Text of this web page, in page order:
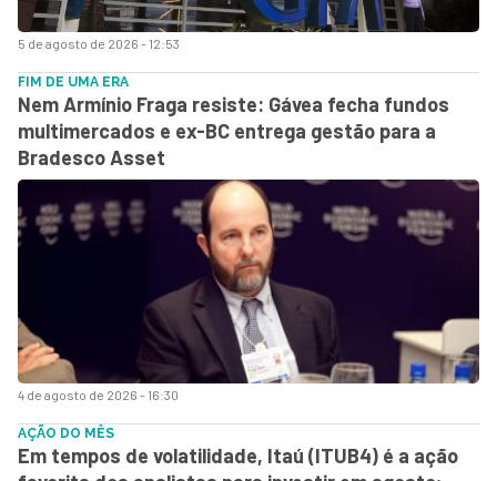
5 de agosto de 2026 - 12:53
4 de agosto de 2026 - 16:30
FIM DE UMA ERA
Nem Armínio Fraga resiste: Gávea fecha fundos
multimercados e ex-BC entrega gestão para a
Bradesco Asset
AÇÃO DO MÊS
Em tempos de volatilidade, Itaú (ITUB4) é a ação